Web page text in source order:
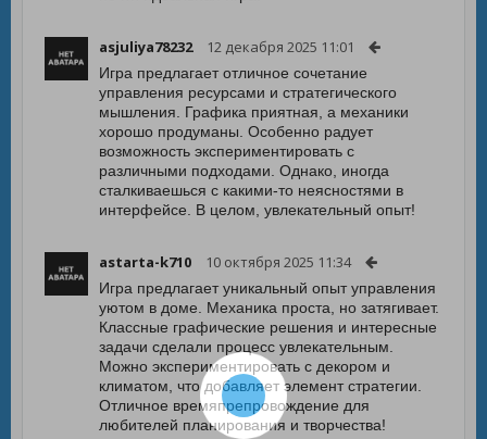
asjuliya78232 12 декабря 2025 11:01
Игра предлагает отличное сочетание
управления ресурсами и стратегического
мышления. Графика приятная, а механики
хорошо продуманы. Особенно радует
возможность экспериментировать с
различными подходами. Однако, иногда
сталкиваешься с какими-то неясностями в
интерфейсе. В целом, увлекательный опыт!
astarta-k710 10 октября 2025 11:34
Игра предлагает уникальный опыт управления
уютом в доме. Механика проста, но затягивает.
Классные графические решения и интересные
задачи сделали процесс увлекательным.
Можно экспериментировать с декором и
климатом, что добавляет элемент стратегии.
Отличное времяпрепровождение для
любителей планирования и творчества!